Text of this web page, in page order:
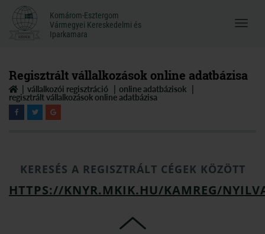
Komárom-Esztergom
Vármegyei Kereskedelmi és
Iparkamara
Komárom-Esztergom
Vármegyei Kereskedelmi és
Iparkamara
Menü
Regisztrált vállalkozások online adatbázisa
vállalkozói regisztráció
online adatbázisok
regisztrált vállalkozások online adatbázisa
KERESÉS A REGISZTRÁLT CÉGEK KÖZÖTT
HTTPS://KNYR.MKIK.HU/KAMREG/